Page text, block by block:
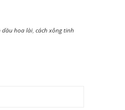
dầu hoa lài, cách xông tinh